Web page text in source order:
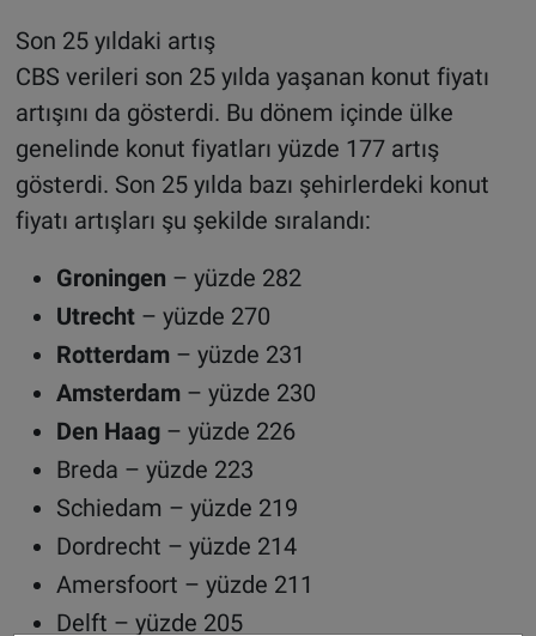
Son 25 yıldaki artış
CBS verileri son 25 yılda yaşanan konut fiyatı
artışını da gösterdi. Bu dönem içinde ülke
genelinde konut fiyatları yüzde 177 artış
gösterdi. Son 25 yılda bazı şehirlerdeki konut
fiyatı artışları şu şekilde sıralandı:
Groningen – yüzde 282
Utrecht – yüzde 270
Rotterdam – yüzde 231
Amsterdam– yüzde 230
Den Haag– yüzde 226
Breda – yüzde 223
Schiedam – yüzde 219
Dordrecht – yüzde 214
Amersfoort – yüzde 211
Delft – yüzde 205